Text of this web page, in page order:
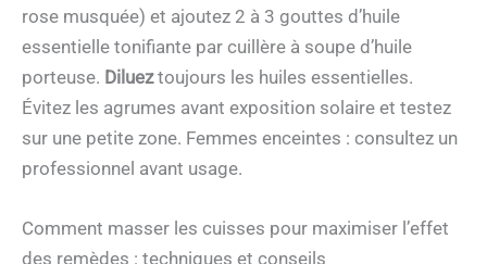
rose musquée) et ajoutez 2 à 3 gouttes d’huile
essentielle tonifiante par cuillère à soupe d’huile
porteuse. Dilueztoujours les huiles essentielles.
Évitez les agrumes avant exposition solaire et testez
sur une petite zone. Femmes enceintes : consultez un
professionnel avant usage.
Comment masser les cuisses pour maximiser l’effet
des remèdes : techniques et conseils